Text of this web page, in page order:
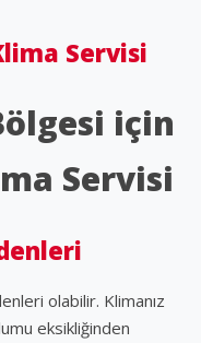
Servisi
için
Servisi
olabilir. Klimanız
eksikliğinden